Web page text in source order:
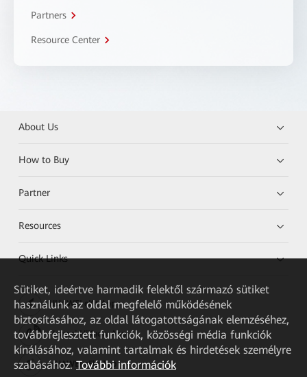
Partners
Resource Center
About Us
How to Buy
Partner
Resources
Quick Links
HUAWEI eKit App
Huawei HiKnow App
HUAWEI eFly App
Sütiket, ideértve harmadik felektől származó sütiket
használunk az oldal megfelelő működésének
biztosításához, az oldal látogatottságának elemzéséhez,
továbbfejlesztett funkciók, közösségi média funkciók
kínálásához, valamint tartalmak és hirdetések személyre
szabásához. További információk